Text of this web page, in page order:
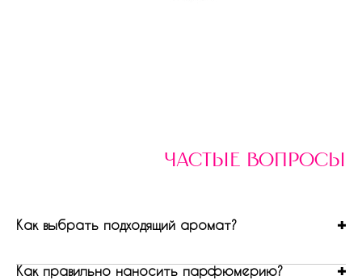
частые вопросы
Как выбрать подходящий аромат?
Как правильно наносить парфюмерию?